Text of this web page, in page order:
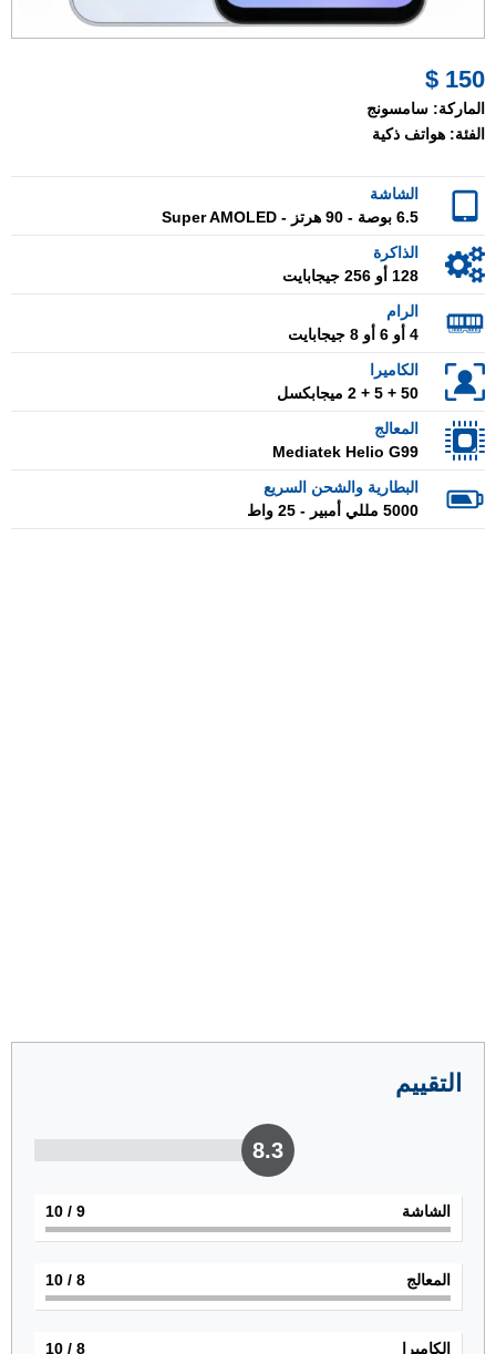
150 $
الماركة: سامسونج
الفئة: هواتف ذكية
الشاشة
6.5 بوصة - 90 هرتز - Super AMOLED
الذاكرة
128 أو 256 جيجابايت
الرام
4 أو 6 أو 8 جيجابايت
الكاميرا
50 + 5 + 2 ميجابكسل
المعالج
Mediatek Helio G99
البطارية والشحن السريع
5000 مللي أمبير - 25 واط
التقييم
8.3
الشاشة 9
/ 10
المعالج 8
/ 10
الكاميرا 8
/ 10